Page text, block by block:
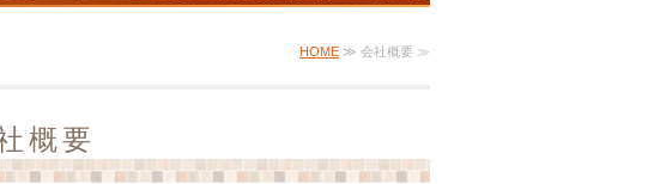
HOME ≫ 会社概要 ≫
概要